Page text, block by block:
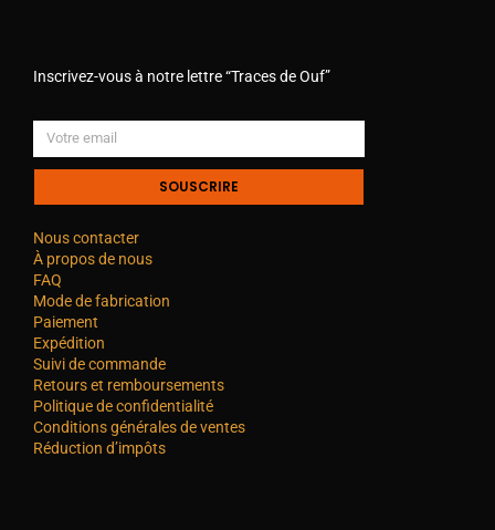
Inscrivez-vous à notre lettre “Traces de Ouf”
SOUSCRIRE
Nous contacter
À propos de nous
FAQ
Mode de fabrication
Paiement
Expédition
Suivi de commande
Retours et remboursements
Politique de confidentialité
Conditions générales de ventes
Réduction d’impôts